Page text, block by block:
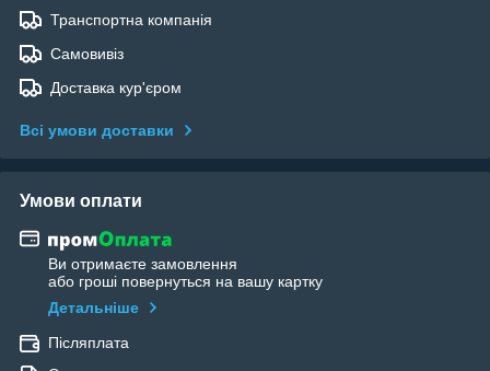
Транспортна компанія
Самовивіз
Доставка кур'єром
Всі умови доставки
Умови оплати
Ви отримаєте замовлення
або гроші повернуться на вашу картку
Детальніше
Післяплата